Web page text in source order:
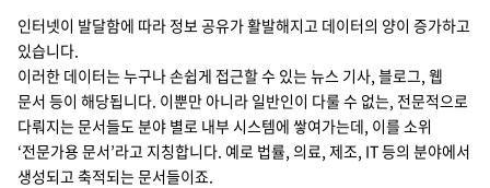
리소스
회사정보
회사소개
지원
인터넷이 발달함에 따라 정보 공유가 활발해지고 데이터의 양이 증가하고
있습니다.
이러한 데이터는 누구나 손쉽게 접근할 수 있는 뉴스 기사, 블로그, 웹
문서 등이 해당됩니다. 이뿐만 아니라 일반인이 다룰 수 없는, 전문적으로
다뤄지는 문서들도 분야 별로 내부 시스템에 쌓여가는데, 이를 소위
‘전문가용 문서’라고 지칭합니다. 예로 법률, 의료, 제조, IT 등의 분야에서
생성되고 축적되는 문서들이죠.